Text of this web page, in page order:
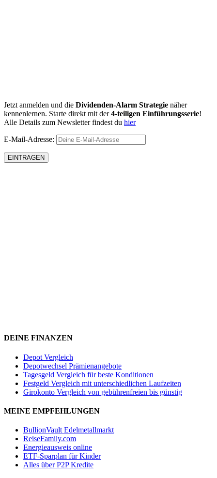
Jetzt anmelden und die Dividenden-Alarm Strategie näher
kennenlernen. Starte direkt mit der4-teiligen Einführungsserie!
Alle Details zum Newsletter findest du hier
E-Mail-Adresse:
DEINE FINANZEN
Depot Vergleich
Depotwechsel Prämienangebote
Tagesgeld Vergleich für beste Konditionen
Festgeld Vergleich mit unterschiedlichen Laufzeiten
Girokonto Vergleich von gebührenfreien bis günstig
MEINE EMPFEHLUNGEN
BullionVault Edelmetallmarkt
ReiseFamily.com
Energieausweis online
ETF-Sparplan für Kinder
Alles über P2P Kredite